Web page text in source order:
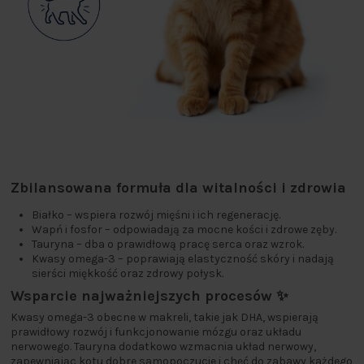
Zbilansowana formuła dla witalności i zdrowia
Białko – wspiera rozwój mięśni i ich regenerację.
Wapń i fosfor – odpowiadają za mocne kości i zdrowe zęby.
Tauryna – dba o prawidłową pracę serca oraz wzrok.
Kwasy omega-3 – poprawiają elastyczność skóry i nadają
sierści miękkość oraz zdrowy połysk.
Wsparcie najważniejszych procesów ✨
Kwasy omega-3 obecne w makreli, takie jak DHA, wspierają
prawidłowy rozwój i funkcjonowanie mózgu oraz układu
nerwowego. Tauryna dodatkowo wzmacnia układ nerwowy,
zapewniając kotu dobre samopoczucie i chęć do zabawy każdego